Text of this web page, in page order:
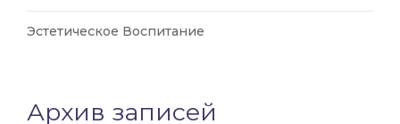
Эстетическое Воспитание
Архив записей